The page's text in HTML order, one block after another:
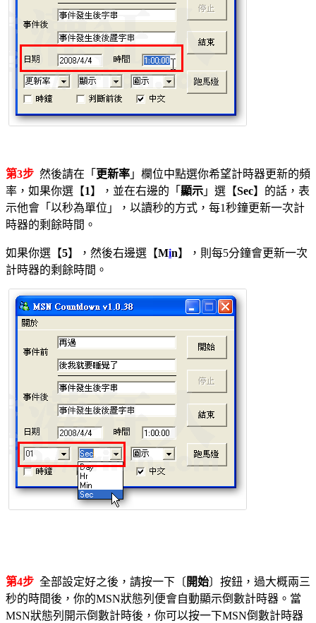
第3步 然後請在「 更新率 」欄位中點選你希望計時器更新的頻
率，如果你選【1】，並在右邊的「 顯示 」選【Sec】的話，表
示他會「以秒為單位」，以讀秒的方式，每1秒鐘更新一次計
時器的剩餘時間。
如果你選【5】，然後右邊選【Min】，則每5分鐘會更新一次
計時器的剩餘時間。
第4步 全部設定好之後，請按一下〔 開始〕按鈕，過大概兩三
秒的時間後，你的MSN狀態列便會自動顯示倒數計時器。當
MSN狀態列開示倒數計時後，你可以按一下MSN倒數計時器